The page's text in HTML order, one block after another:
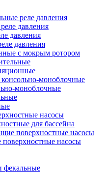
реле давления
давления
давления
давления
с мокрым ротором
моноблочные
моноблочные
насосы
для бассейна
поверхностные насосы
насосы
фекальные